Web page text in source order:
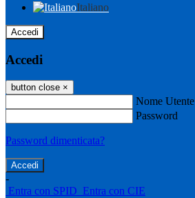
Italiano
Accedi
Accedi
button close ×
Nome Utente
Password
Password dimenticata?
-
Entra con SPID Entra con CIE